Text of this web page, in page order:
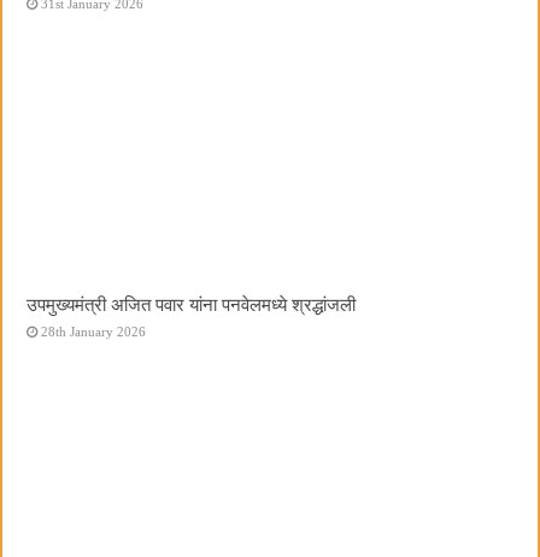
31st January 2026
उपमुख्यमंत्री अजित पवार यांना पनवेलमध्ये श्रद्धांजली
28th January 2026